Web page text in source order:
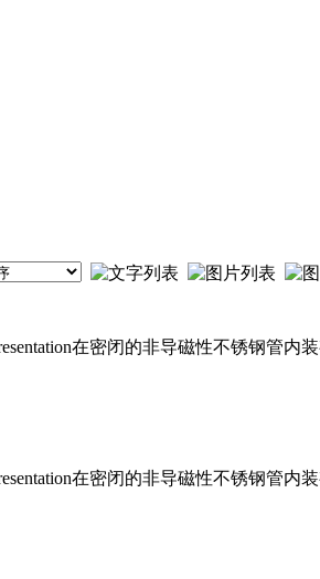
在密闭的非导磁性不锈钢管
在密闭的非导磁性不锈钢管